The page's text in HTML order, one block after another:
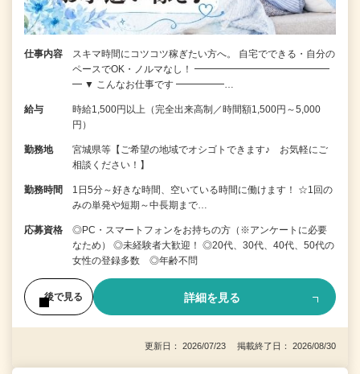
仕事内容
スキマ時間にコツコツ稼ぎたい方へ。 自宅でできる・自分の
ペースでOK・ノルマなし！ ━━━━━━━━━━━━━━
━ ▼ こんなお仕事です ━━━━━…
給与
時給1,500円以上（完全出来高制／時間額1,500円～5,000
円）
勤務地
宮城県等【ご希望の地域でオシゴトできます♪ お気軽にご
相談ください！】
勤務時間
1日5分～好きな時間、空いている時間に働けます！ ☆1回の
みの単発や短期～中長期まで…
応募資格
◎PC・スマートフォンをお持ちの方（※アンケートに必要
なため） ◎未経験者大歓迎！ ◎20代、30代、40代、50代の
女性の登録多数 ◎年齢不問
後で見る 詳細を見る
更新日： 2026/07/23 掲載終了日： 2026/08/30